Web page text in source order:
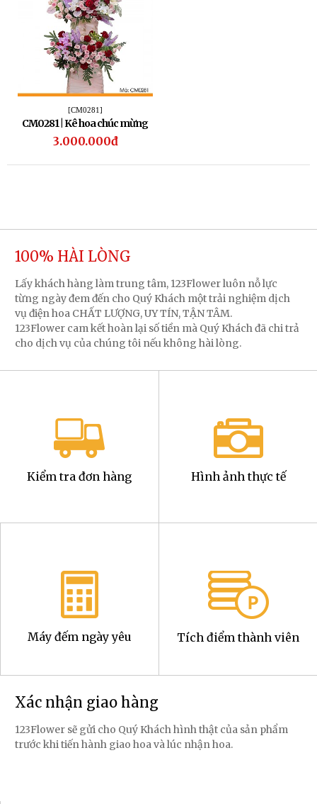
[CM0281]
CM0281 | Kê hoa chúc mừng
281
3.000.000đ
100% HÀI LÒNG
Lấy khách hàng làm trung tâm, 123Flower luôn nỗ lực
từng ngày đem đến cho Quý Khách một trải nghiệm dịch
vụ điện hoa CHẤT LƯỢNG, UY TÍN, TẬN TÂM.
123Flower cam kết hoàn lại số tiền mà Quý Khách đã chi trả
cho dịch vụ của chúng tôi nếu không hài lòng.
Kiểm tra đơn hàng Hình ảnh thực tế
Máy đếm ngày yêu Tích điểm thành viên
Xác nhận giao hàng
123Flower sẽ gửi cho Quý Khách hình thật của sản phẩm
trước khi tiến hành giao hoa và lúc nhận hoa.